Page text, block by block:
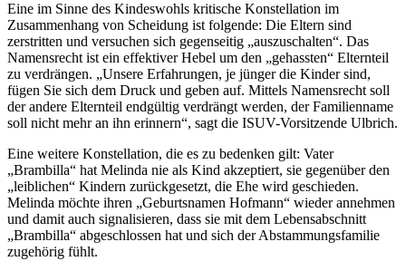
Eine im Sinne des Kindeswohls kritische Konstellation im
Zusammenhang von Scheidung ist folgende: Die Eltern sind
zerstritten und versuchen sich gegenseitig „auszuschalten“. Das
Namensrecht ist ein effektiver Hebel um den „gehassten“ Elternteil
zu verdrängen. „Unsere Erfahrungen, je jünger die Kinder sind,
fügen Sie sich dem Druck und geben auf. Mittels Namensrecht soll
der andere Elternteil endgültig verdrängt werden, der Familienname
soll nicht mehr an ihn erinnern“, sagt die ISUV-Vorsitzende Ulbrich.
Eine weitere Konstellation, die es zu bedenken gilt: Vater
„Brambilla“ hat Melinda nie als Kind akzeptiert, sie gegenüber den
„leiblichen“ Kindern zurückgesetzt, die Ehe wird geschieden.
Melinda möchte ihren „Geburtsnamen Hofmann“ wieder annehmen
und damit auch signalisieren, dass sie mit dem Lebensabschnitt
„Brambilla“ abgeschlossen hat und sich der Abstammungsfamilie
zugehörig fühlt.